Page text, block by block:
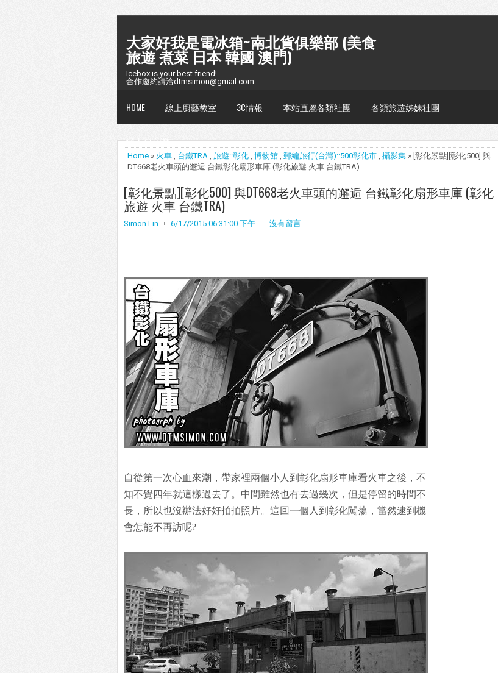
大家好我是電冰箱~南北貨俱樂部 (美食
旅遊 煮菜 日本 韓國 澳門)
Icebox is your best friend!
合作邀約請洽dtmsimon@gmail.com
HOME 線上廚藝教室 3C情報 本站直屬各類社團 各類旅遊姊妹社團
懶人包台灣
Home » 火車 , 台鐵TRA , 旅遊::彰化 , 博物館 , 郵編旅行(台灣)::500彰化市 , 攝影集 » [彰化景點][彰化500] 與
DT668老火車頭的邂逅 台鐵彰化扇形車庫 (彰化旅遊 火車 台鐵TRA)
[彰化景點][彰化500] 與DT668老火車頭的邂逅 台鐵彰化扇形車庫 (彰化
旅遊 火車 台鐵TRA)
Simon Lin 6/17/2015 06:31:00 下午 沒有留言
自從第一次心血來潮，帶家裡兩個小人到彰化扇形車庫看火車之後，不
知不覺四年就這樣過去了。中間雖然也有去過幾次，但是停留的時間不
長，所以也沒辦法好好拍拍照片。這回一個人到彰化闖蕩，當然逮到機
會怎能不再訪呢?